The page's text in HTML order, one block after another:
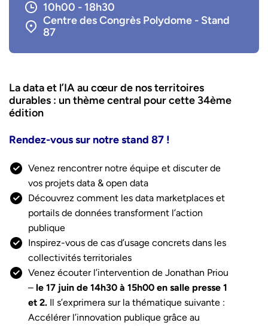
Centre des Congrès Polydome - Stand
87
10h00 - 18h30
La data et l’IA au cœur de nos territoires
durables : un thème central pour cette 34ème
édition
Rendez-vous sur notre stand 87 !
Venez rencontrer notre équipe et discuter de
vos projets data & open data
Découvrez comment les data marketplaces et
portails de données transforment l’action
publique
Inspirez-vous de cas d’usage concrets dans les
collectivités territoriales
Venez écouter l’intervention de Jonathan Priou
– le 17 juin de 14h30 à 15h00 en salle presse 1
et 2. Il s’exprimera sur la thématique suivante :
Accélérer l’innovation publique grâce au